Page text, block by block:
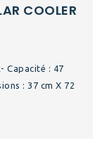
COOLER
Capacité : 47
: 37 cm X 72